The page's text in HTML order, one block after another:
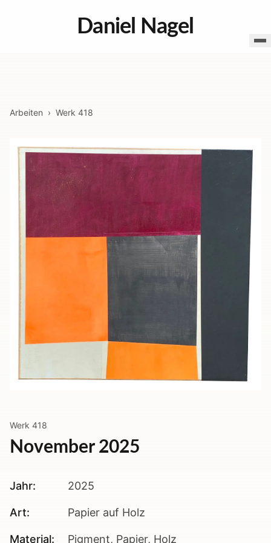
Daniel Nagel
Arbeiten › Werk 418
Werk 418
November 2025
Jahr: 2025
Art: Papier auf Holz
Material: Pigment, Papier, Holz